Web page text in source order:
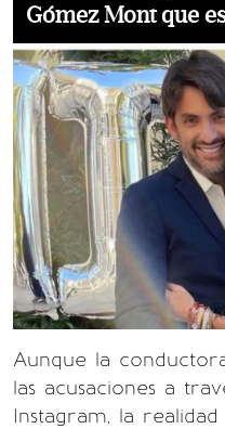
Gómez Mont que
Aunque la
las acusaciones a
Instagram, la